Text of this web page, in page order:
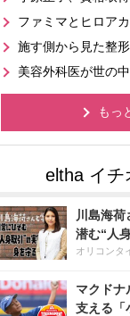
ファミマとヒロア
施す側から見た整
美容外科医が世の
もっ
川島海荷
潜む“人
オリコンタ
マクドナ
支える「